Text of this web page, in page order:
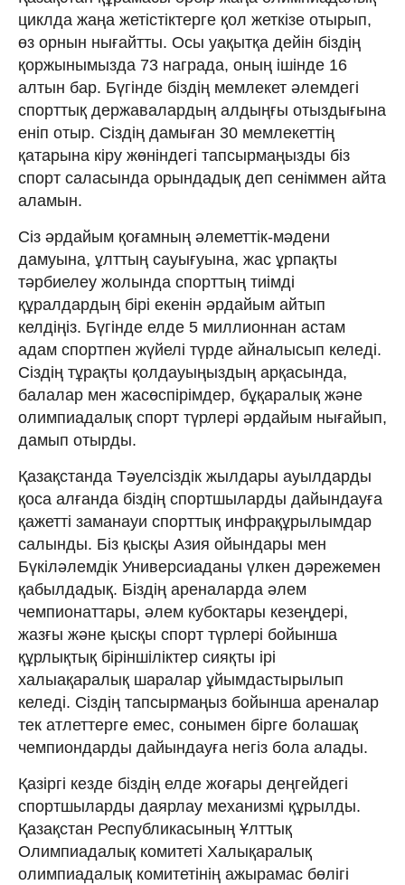
циклда жаңа жетістіктерге қол жеткізе отырып,
өз орнын нығайтты. Осы уақытқа дейін біздің
қоржынымызда 73 награда, оның ішінде 16
алтын бар. Бүгінде біздің мемлекет әлемдегі
спорттық державалардың алдыңғы отыздығына
еніп отыр. Сіздің дамыған 30 мемлекеттің
қатарына кіру жөніндегі тапсырмаңызды біз
спорт саласында орындадық деп сеніммен айта
аламын.
Сіз әрдайым қоғамның әлеметтік-мәдени
дамуына, ұлттың сауығуына, жас ұрпақты
тәрбиелеу жолында спорттың тиімді
құралдардың бірі екенін әрдайым айтып
келдіңіз. Бүгінде елде 5 миллионнан астам
адам спортпен жүйелі түрде айналысып келеді.
Сіздің тұрақты қолдауыңыздың арқасында,
балалар мен жасөспірімдер, бұқаралық және
олимпиадалық спорт түрлері әрдайым нығайып,
дамып отырды.
Қазақстанда Тәуелсіздік жылдары ауылдарды
қоса алғанда біздің спортшыларды дайындауға
қажетті заманауи спорттық инфрақұрылымдар
салынды. Біз қысқы Азия ойындары мен
Бүкіләлемдік Универсиаданы үлкен дәрежемен
қабылдадық. Біздің ареналарда әлем
чемпионаттары, әлем кубоктары кезеңдері,
жазғы және қысқы спорт түрлері бойынша
құрлықтық біріншіліктер сияқты ірі
халыақаралық шаралар ұйымдастырылып
келеді. Сіздің тапсырмаңыз бойынша ареналар
тек атлеттерге емес, сонымен бірге болашақ
чемпиондарды дайындауға негіз бола алады.
Қазіргі кезде біздің елде жоғары деңгейдегі
спортшыларды даярлау механизмі құрылды.
Қазақстан Республикасының Ұлттық
Олимпиадалық комитеті Халықаралық
олимпиадалық комитетінің ажырамас бөлігі